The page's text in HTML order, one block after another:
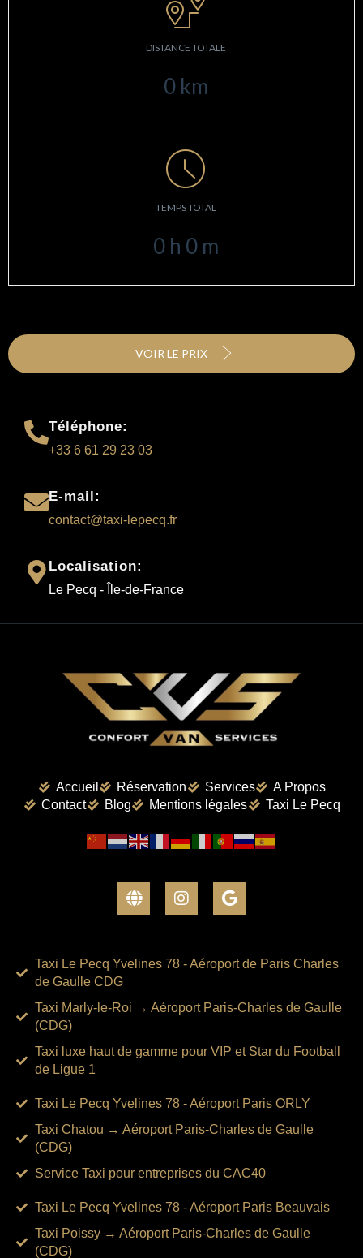
DISTANCE TOTALE
0 km
TEMPS TOTAL
0 h 0 m
VOIR LE PRIX
Téléphone:
+33 6 61 29 23 03
E-mail:
contact@taxi-lepecq.fr
Localisation:
Le Pecq - Île-de-France
Accueil Réservation Services
A Propos
Contact
Blog Mentions légales Taxi Le Pecq
Taxi Le Pecq Yvelines 78 - Aéroport de Paris Charles
de Gaulle CDG
Taxi Marly-le-Roi → Aéroport Paris-Charles de Gaulle
(CDG)
Taxi luxe haut de gamme pour VIP et Star du Football
de Ligue 1
Taxi Le Pecq Yvelines 78 - Aéroport Paris ORLY
Taxi Chatou → Aéroport Paris-Charles de Gaulle
(CDG)
Service Taxi pour entreprises du CAC40
Taxi Le Pecq Yvelines 78 - Aéroport Paris Beauvais
Taxi Poissy → Aéroport Paris-Charles de Gaulle
(CDG)